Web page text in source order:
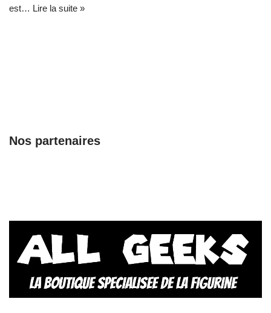
est… Lire la suite »
Nos partenaires